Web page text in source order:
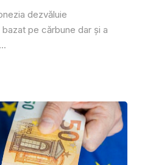
dezvăluie
pe cărbune dar și a